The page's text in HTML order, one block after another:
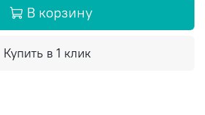
В корзину
Купить в 1 клик